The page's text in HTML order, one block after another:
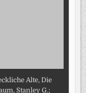
Alte, Die
Stanley G.;